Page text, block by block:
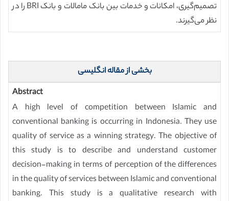
تصمیم‌گیری، امکانات و خدمات بین بانک مامالات و بانک BRI را در
نظر می‌گیرند.
بخشی از مقاله انگلیسی
Abstract
A high level of competition between Islamic and
conventional banking is occurring in Indonesia. They use
quality of service as a winning strategy. The objective of
this study is to describe and understand customer
decision-making in terms of perception of the differences
in the quality of services between Islamic and conventional
banking. This study is a qualitative research with